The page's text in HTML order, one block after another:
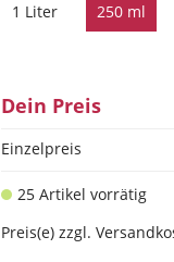
1 Liter
250 ml
Dein Preis
Einzelpreis
25 Artikel vorrätig
Preis(e) zzgl.